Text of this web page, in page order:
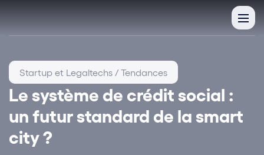
Le système de crédit social :
un futur standard de la smart
city ?
Startup et Legaltechs / Tendances